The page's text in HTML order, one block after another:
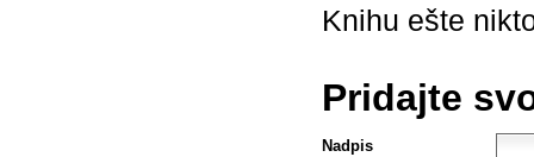
Knihu ešte
Pridajte
Nadpis